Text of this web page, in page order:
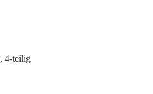
4-teilig